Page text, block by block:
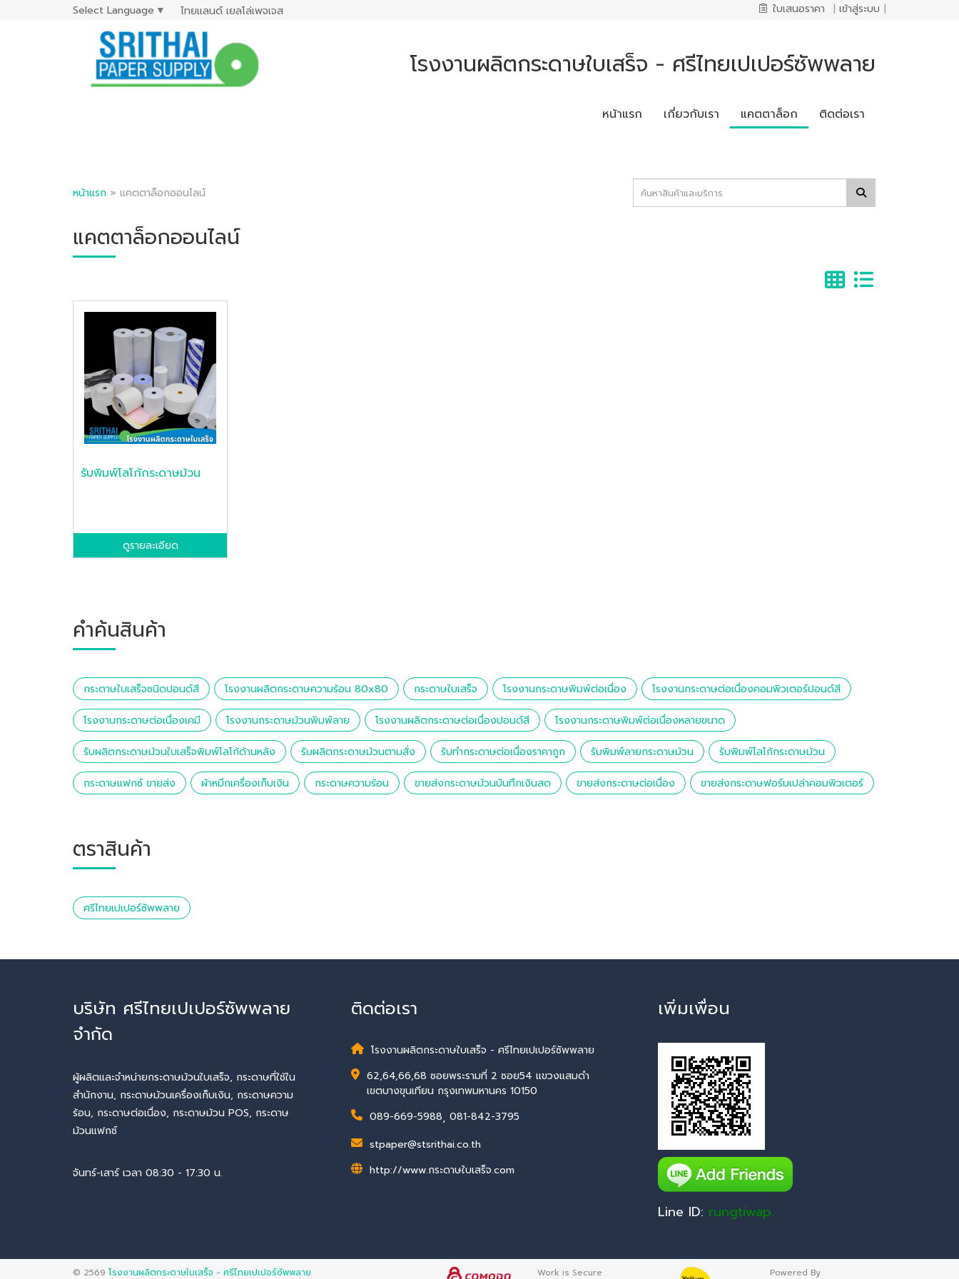
Select Language ▼ ไทยแลนด์ เยลโล่เพจเจส ใบเสนอราคา | เข้าสู่ระบบ |
โรงงานผลิตกระดาษใบเสร็จ - ศรีไทยเปเปอร์ซัพพลาย
หน้าแรก เกี่ยวกับเรา แคตตาล็อก ติดต่อเรา
หน้าแรก » แคตตาล็อกออนไลน์
แคตตาล็อกออนไลน์
รับพิมพ์โลโก้กระดาษม้วน
ดูรายละเอียด
คำค้นสินค้า
กระดาษใบเสร็จชนิดปอนด์สี โรงงานผลิตกระดาษความร้อน 80x80 กระดาษใบเสร็จ โรงงานกระดาษพิมพ์ต่อเนื่อง โรงงานกระดาษต่อเนื่องคอมพิวเตอร์ปอนด์สี
โรงงานกระดาษต่อเนื่องเคมี โรงงานกระดาษม้วนพิมพ์ลาย โรงงานผลิตกระดาษต่อเนื่องปอนด์สี โรงงานกระดาษพิมพ์ต่อเนื่องหลายขนาด
รับผลิตกระดาษม้วนใบเสร็จพิมพ์โลโก้ด้านหลัง รับผลิตกระดาษม้วนตามสั่ง รับทำกระดาษต่อเนื่องราคาถูก รับพิมพ์ลายกระดาษม้วน รับพิมพ์โลโก้กระดาษม้วน
กระดาษแฟกซ์ ขายส่ง ผ้าหมึกเครื่องเก็บเงิน กระดาษความร้อน ขายส่งกระดาษม้วนบันทึกเงินสด ขายส่งกระดาษต่อเนื่อง ขายส่งกระดาษฟอร์มเปล่าคอมพิวเตอร์
ตราสินค้า
ศรีไทยเปเปอร์ซัพพลาย
บริษัท ศรีไทยเปเปอร์ซัพพลาย
จำกัด
ผู้ผลิตและจำหน่ายกระดาษม้วนใบเสร็จ, กระดาษที่ใช้ใน
สำนักงาน, กระดาษม้วนเครื่องเก็บเงิน, กระดาษความ
ร้อน, กระดาษต่อเนื่อง, กระดาษม้วน POS, กระดาษ
ม้วนแฟกซ์
จันทร์-เสาร์ เวลา 08:30 - 17:30 น.
ติดต่อเรา
โรงงานผลิตกระดาษใบเสร็จ - ศรีไทยเปเปอร์ซัพพลาย
62,64,66,68 ซอยพระรามที่ 2 ซอย54 แขวงแสมดำ
เขตบางขุนเทียน กรุงเทพมหานคร 10150
089-669-5988, 081-842-3795
stpaper@stsrithai.co.th
http://www.กระดาษใบเสร็จ.com
เพิ่มเพื่อน
Line ID: rungtiwap.
© 2569 โรงงานผลิตกระดาษใบเสร็จ - ศรีไทยเปเปอร์ซัพพลาย Work is Secure Powered By